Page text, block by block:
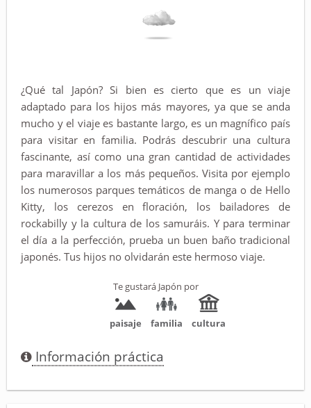
¿Qué tal Japón? Si bien es cierto que es un viaje
adaptado para los hijos más mayores, ya que se anda
mucho y el viaje es bastante largo, es un magnífico país
para visitar en familia. Podrás descubrir una cultura
fascinante, así como una gran cantidad de actividades
para maravillar a los más pequeños. Visita por ejemplo
los numerosos parques temáticos de manga o de Hello
Kitty, los cerezos en floración, los bailadores de
rockabilly y la cultura de los samuráis. Y para terminar
el día a la perfección, prueba un buen baño tradicional
japonés. Tus hijos no olvidarán este hermoso viaje.
Te gustará Japón por
paisaje familia cultura
Información práctica